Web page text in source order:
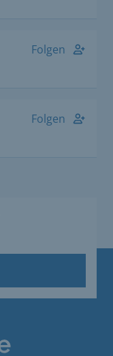
Folgen
Folgen